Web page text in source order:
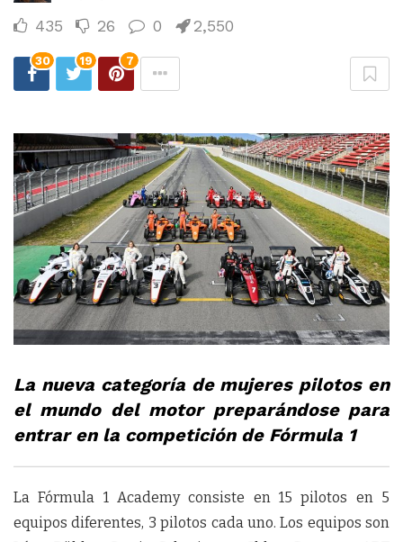
435 26 0 2,550
30 19 7
La nueva categoría de mujeres pilotos en
el mundo del motor preparándose para
entrar en la competición de Fórmula 1
La Fórmula 1 Academy consiste en 15 pilotos en 5
equipos diferentes, 3 pilotos cada uno. Los equipos son